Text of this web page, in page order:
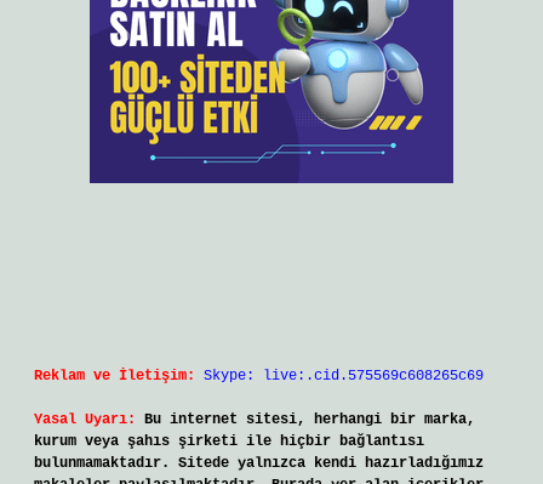
Reklam ve İletişim: Skype: live:.cid.575569c608265c69
Yasal Uyarı:
Bu internet sitesi, herhangi bir marka,
kurum veya şahıs şirketi ile hiçbir bağlantısı
bulunmamaktadır. Sitede yalnızca kendi hazırladığımız